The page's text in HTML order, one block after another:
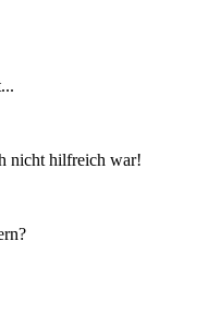
nicht hilfreich war!